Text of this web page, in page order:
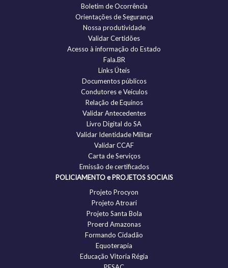
Boletim de Ocorrência
Orientações de Segurança
Nossa produtividade
Validar Certidões
Acesso à informação do Estado
Fala.BR
Links Úteis
Documentos públicos
Condutores e Veículos
Relação de Equinos
Validar Antecedentes
Livro Digital do SA
Validar Identidade Militar
Validar CCAF
Carta de Serviços
Emissão de certificados
POLICIAMENTO e PROJETOS SOCIAIS
Projeto Procyon
Projeto Atroari
Projeto Santa Bola
Proerd Amazonas
Formando Cidadão
Equoterapia
Educação Vitoria Régia